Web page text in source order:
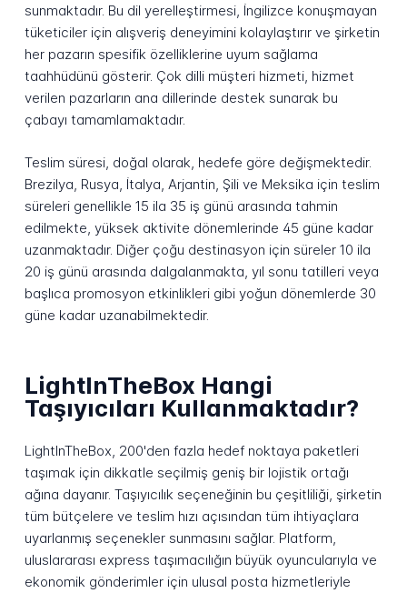
sunmaktadır. Bu dil yerelleştirmesi, İngilizce konuşmayan
tüketiciler için alışveriş deneyimini kolaylaştırır ve şirketin
her pazarın spesifik özelliklerine uyum sağlama
taahhüdünü gösterir. Çok dilli müşteri hizmeti, hizmet
verilen pazarların ana dillerinde destek sunarak bu
çabayı tamamlamaktadır.
Teslim süresi, doğal olarak, hedefe göre değişmektedir.
Brezilya, Rusya, İtalya, Arjantin, Şili ve Meksika için teslim
süreleri genellikle 15 ila 35 iş günü arasında tahmin
edilmekte, yüksek aktivite dönemlerinde 45 güne kadar
uzanmaktadır. Diğer çoğu destinasyon için süreler 10 ila
20 iş günü arasında dalgalanmakta, yıl sonu tatilleri veya
başlıca promosyon etkinlikleri gibi yoğun dönemlerde 30
güne kadar uzanabilmektedir.
LightInTheBox Hangi
Taşıyıcıları Kullanmaktadır?
LightInTheBox, 200'den fazla hedef noktaya paketleri
taşımak için dikkatle seçilmiş geniş bir lojistik ortağı
ağına dayanır. Taşıyıcılık seçeneğinin bu çeşitliliği, şirketin
tüm bütçelere ve teslim hızı açısından tüm ihtiyaçlara
uyarlanmış seçenekler sunmasını sağlar. Platform,
uluslararası express taşımacılığın büyük oyuncularıyla ve
ekonomik gönderimler için ulusal posta hizmetleriyle